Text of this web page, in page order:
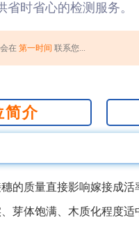
时省心的检测服务。
在 第一时间 联系您...
简介
的质量直接影响嫁接成
芽体饱满、木质化程度适